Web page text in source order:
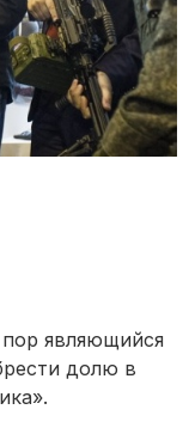
являющийся
долю в